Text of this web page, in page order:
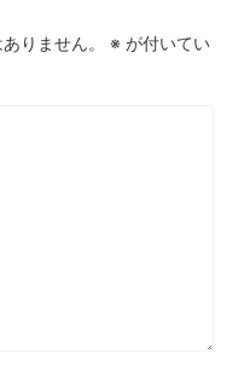
りません。 ※ が付いてい